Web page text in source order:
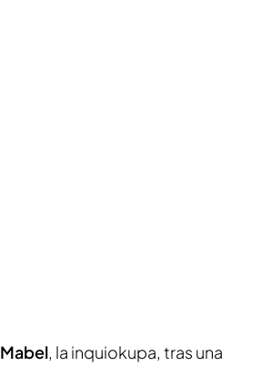
Mabel, la inquiokupa, tras una